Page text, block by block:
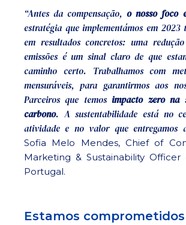
“Antes da compensação,o nosso foco
estratégia que implementámos em 2023
em resultados concretos: uma
emissões é um sinal claro de que
caminho certo. Trabalhamos com
mensuráveis, para garantirmos aos
Parceiros que temosimpacto zero na
carbono. A sustentabilidade está no
atividade e no valor que entregamos
Sofia Melo Mendes, Chief of
Marketing & Sustainability Officer
Portugal.
Estamos